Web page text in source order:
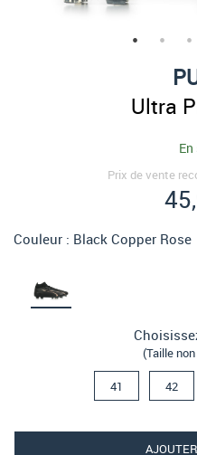
Ultra
Prix de vente
Couleur : Black Copper Rose
(Taille
41 42